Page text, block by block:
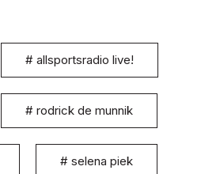
# allsportsradio live!
# rodrick de munnik
# selena piek